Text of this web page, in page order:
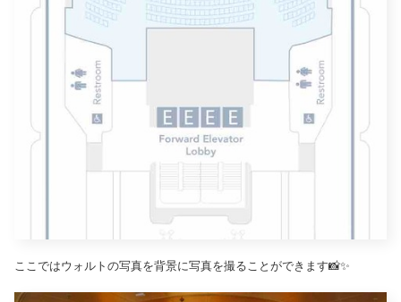
ここではウォルトの写真を背景に写真を撮ることができます📸✨